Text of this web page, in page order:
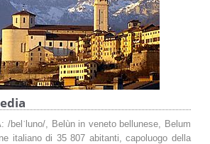
/belˈluno/, Belùn in veneto bellunese, Belum
italiano di 35 807 abitanti, capoluogo della